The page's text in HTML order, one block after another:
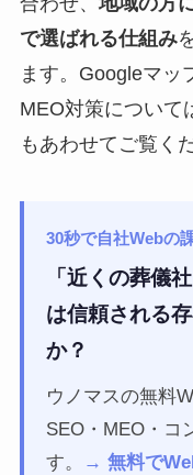
で選ばれる仕組み
ます。Googleマッ
MEO対策について
もあわせてご覧く
30秒で自社Webの
「近くの葬儀
は信頼される
か？
ウノマスの無料
SEO・MEO・コ
す。
→ 無料で